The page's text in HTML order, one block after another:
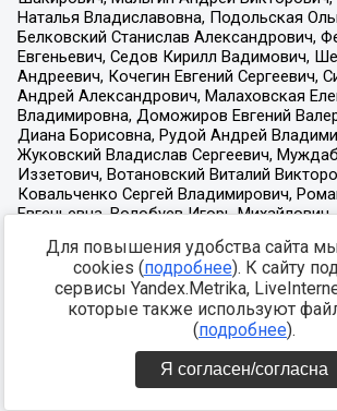
Для повышения удобства сайта
cookies (подробнее). К сайту
сервисы Yandex.Metrika,
которые также используют
(подробнее).
Я согласен/согласна